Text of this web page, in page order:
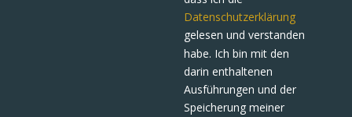
Datenschutzerklärung
gelesen und verstanden
habe. Ich bin mit den
darin enthaltenen
Ausführungen und der
Speicherung meiner